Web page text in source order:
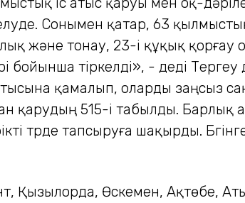
Сонымен қатар, 63 қылмыстық
және тонау, 23-і құқық қорғау
бойынша тіркелді», - деді
қамалып, оларды заңсыз
қарудың 515-і табылды. Барлық
түрде тап­сыруға шақырды.
Өскемен, Ақтөбе,